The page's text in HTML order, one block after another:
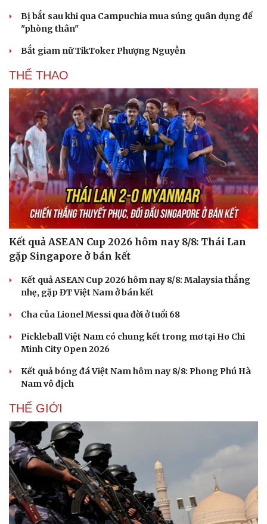
Bị bắt sau khi qua Campuchia mua súng quân dụng để
"phòng thân"
Bắt giam nữ TikToker Phượng Nguyễn
THỂ THAO
Kết quả ASEAN Cup 2026 hôm nay 8/8: Thái Lan
gặp Singapore ở bán kết
Kết quả ASEAN Cup 2026 hôm nay 8/8: Malaysia thắng
nhẹ, gặp ĐT Việt Nam ở bán kết
Cha của Lionel Messi qua đời ở tuổi 68
Pickleball Việt Nam có chung kết trong mơ tại Ho Chi
Minh City Open 2026
Kết quả bóng đá Việt Nam hôm nay 8/8: Phong Phú Hà
Nam vô địch
THẾ GIỚI